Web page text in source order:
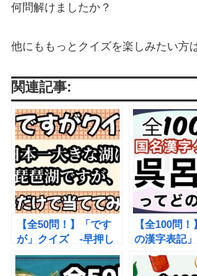
何問解けましたか？
他にももっとクイズを楽しみたい方
関連記事:
【全50問！】「です
が」クイズ -早押し
頻出パラレル問題の
「～ですが」の前半部
【全100問
の漢字表記
小学生から
しめる雑学ク